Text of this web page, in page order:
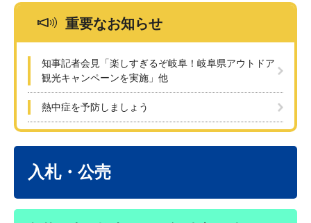
重要なお知らせ
知事記者会見「楽しすぎるぞ岐阜！岐阜県アウトドア
観光キャンペーンを実施」他
熱中症を予防しましょう
入札・公売